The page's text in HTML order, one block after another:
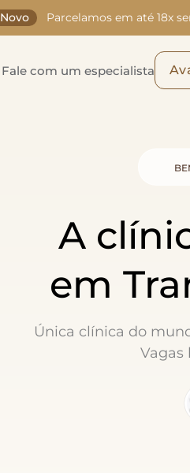
Novo Parcelamos em até 18x
Fale com um especialista
A
em
Única clínica do
Vagas